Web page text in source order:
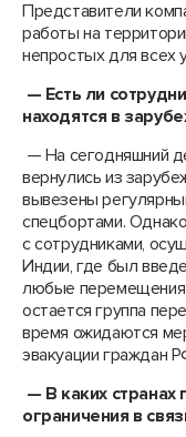
Представители
работы на
непростых для всех
— Есть ли
находятся в
— На сегодняшний
вернулись из
вывезены
спецбортами.
с сотрудниками,
Индии, где был
любые перемещения
остается группа
время ожидаются
эвакуации граждан
— В каких
ограничения в